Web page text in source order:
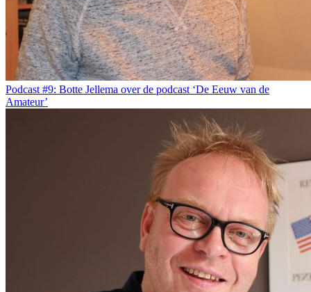
Podcast #9: Botte Jellema over de podcast ‘De Eeuw van de
Amateur’